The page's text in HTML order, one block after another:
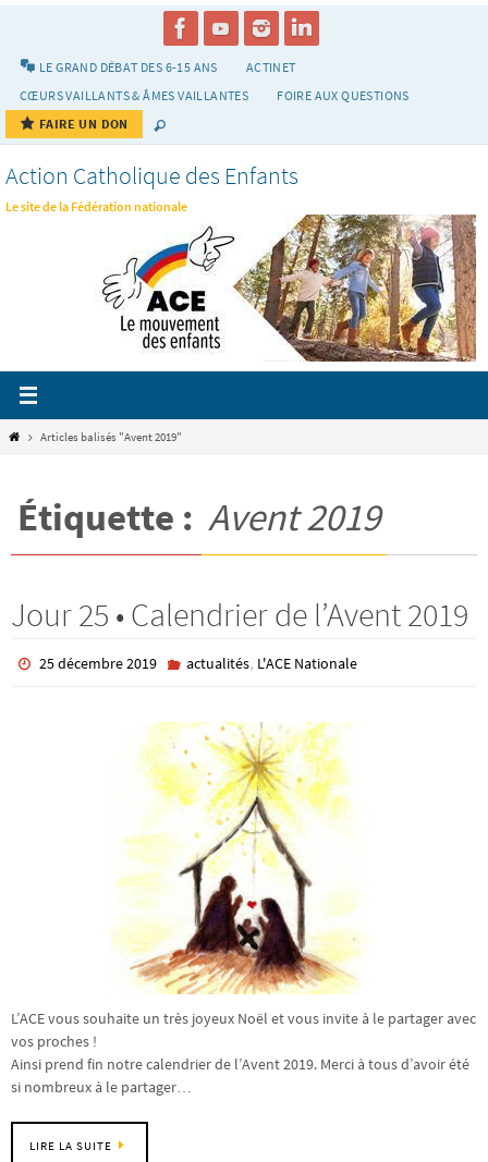
LE GRAND DÉBAT DES 6-15 ANS
ACTINET
CŒURS VAILLANTS & ÂMES VAILLANTES
FOIRE AUX QUESTIONS
FAIRE UN DON
Action Catholique des Enfants
Le site de la Fédération nationale
HomeArticles balisés "Avent 2019"
Étiquette : Avent 2019
Jour 25 • Calendrier de l’Avent 2019
25 décembre 2019 actualités, L'ACE Nationale
L’ACE vous souhaite un très joyeux Noël et vous invite à le partager avec
vos proches !
Ainsi prend fin notre calendrier de l’Avent 2019. Merci à tous d’avoir été
si nombreux à le partager…
LIRE LA SUITE